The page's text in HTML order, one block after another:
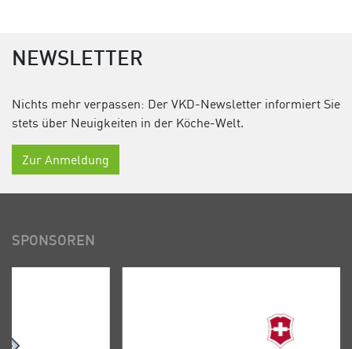
NEWSLETTER
Nichts mehr verpassen: Der VKD-Newsletter informiert Sie
stets über Neuigkeiten in der Köche-Welt.
Zur Anmeldung
SPONSOREN